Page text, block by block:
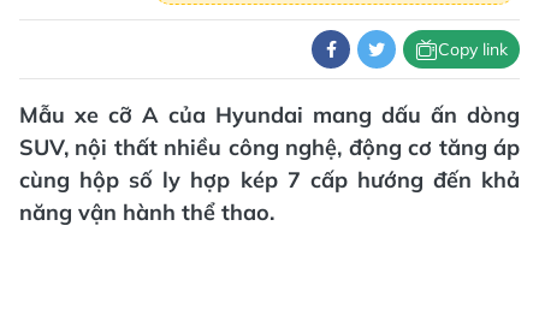
Copy link
Mẫu xe cỡ A của Hyundai mang dấu ấn dòng
SUV, nội thất nhiều công nghệ, động cơ tăng áp
cùng hộp số ly hợp kép 7 cấp hướng đến khả
năng vận hành thể thao.